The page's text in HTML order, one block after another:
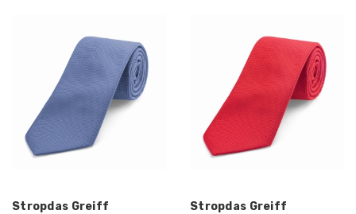
Stropdas Greiff Stropdas Greiff